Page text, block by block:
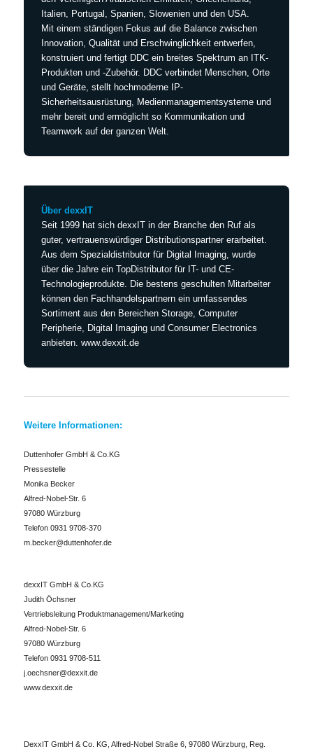
Italien, Portugal, Spanien, Slowenien und den USA.
Mit einem ständigen Fokus auf die Balance zwischen
Innovation, Qualität und Erschwinglichkeit entwerfen,
konstruiert und fertigt DDC ein breites Spektrum an ITK-
Produkten und -Zubehör. DDC verbindet Menschen, Orte
und Geräte, stellt hochmoderne IP-
Sicherheitsausrüstung, Medienmanagementsysteme und
mehr bereit und ermöglicht so Kommunikation und
Teamwork auf der ganzen Welt.
Über dexxIT
Seit 1999 hat sich dexxIT in der Branche den Ruf als
guter, vertrauenswürdiger Distributionspartner erarbeitet.
Aus dem Spezialdistributor für Digital Imaging, wurde
über die Jahre ein TopDistributor für IT- und CE-
Technologieprodukte. Die bestens geschulten Mitarbeiter
können den Fachhandelspartnern ein umfassendes
Sortiment aus den Bereichen Storage, Computer
Peripherie, Digital Imaging und Consumer Electronics
anbieten. www.dexxit.de
Weitere Informationen:
Duttenhofer GmbH & Co.KG
Pressestelle
Monika Becker
Alfred-Nobel-Str. 6
97080 Würzburg
Telefon 0931 9708-370
m.becker@duttenhofer.de
dexxIT GmbH & Co.KG
Judith Öchsner
Vertriebsleitung Produktmanagement/Marketing
Alfred-Nobel-Str. 6
97080 Würzburg
Telefon 0931 9708-511
j.oechsner@dexxit.de
www.dexxit.de
DexxIT GmbH & Co. KG, Alfred-Nobel Straße 6, 97080 Würzburg, Reg.